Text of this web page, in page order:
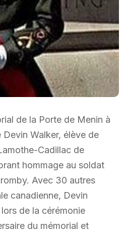
de la Porte de Menin à
Walker, élève de
Cadillac de
hommage au soldat
Avec 30 autres
canadienne, Devin
de la cérémonie
du mémorial et